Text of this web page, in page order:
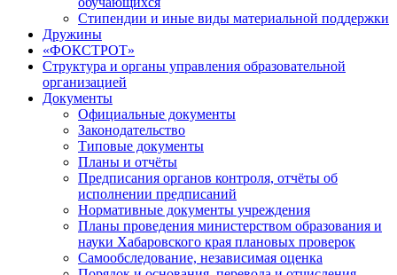
Стипендии и иные виды материальной поддержки
Дружины
«ФОКСТРОТ»
Структура и органы управления образовательной
организацией
Документы
Официальные документы
Законодательство
Типовые документы
Планы и отчёты
Предписания органов контроля, отчёты об
исполнении предписаний
Нормативные документы учреждения
Планы проведения министерством образования и
науки Хабаровского края плановых проверок
Самообследование, независимая оценка